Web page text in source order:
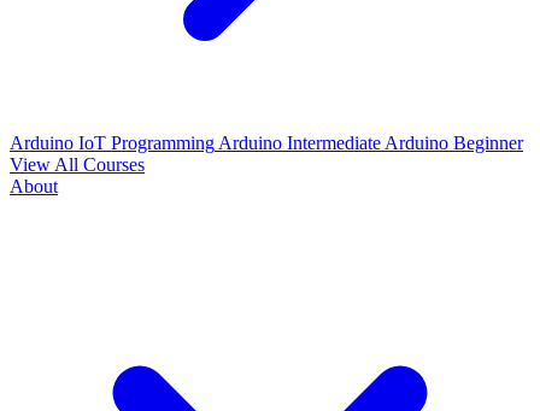
Arduino IoT Programming Arduino Intermediate Arduino Beginner
View All Courses
About